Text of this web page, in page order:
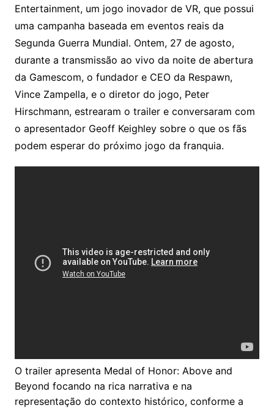
Entertainment, um jogo inovador de VR, que possui
uma campanha baseada em eventos reais da
Segunda Guerra Mundial. Ontem, 27 de agosto,
durante a transmissão ao vivo da noite de abertura
da Gamescom, o fundador e CEO da Respawn,
Vince Zampella, e o diretor do jogo, Peter
Hirschmann, estrearam o trailer e conversaram com
o apresentador Geoff Keighley sobre o que os fãs
podem esperar do próximo jogo da franquia.
O trailer apresenta Medal of Honor: Above and
Beyond focando na rica narrativa e na
representação do contexto histórico, conforme a